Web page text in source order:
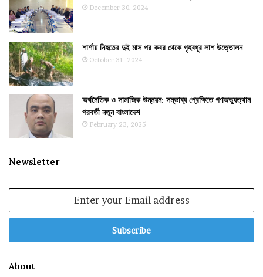
December 30, 2024
শার্শায় নিহতের দুই মাস পর কবর থেকে গৃহবধূর লাশ উত্তোলন
October 31, 2024
অর্থনৈতিক ও সামাজিক উন্নয়ন: সম্ভাব্য প্রেক্ষিতে গণঅভ্যুত্থান
পরবর্তী নতুন বাংলাদেশ
February 23, 2025
Newsletter
Email
About